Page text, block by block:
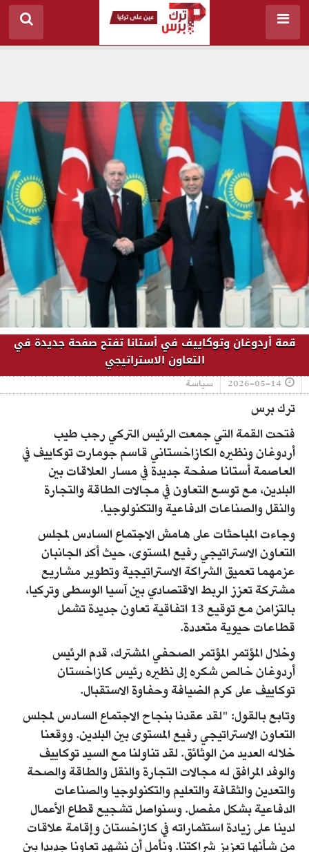
قمة أردوغان وتوكاييف في أستانا تفتح صفحة جديدة في
التعاون الاستراتيجي
2026-05-14 سياسة
ترك برس
فتحت القمة التي جمعت الرئيس التركي رجب طيب
أردوغان ونظيره الكازاخستاني قاسم جومارت توكاييف في
العاصمة أستانا صفحة جديدة في مسار العلاقات بين
البلدين، مع توسع التعاون في مجالات الطاقة والتجارة
والنقل والصناعات الدفاعية والتكنولوجيا.
وجاءت المباحثات على هامش الاجتماع السادس لمجلس
التعاون الاستراتيجي رفيع المستوى، حيث أكد الجانبان
عزمهما تعميق الشراكة الاستراتيجية وتطوير مشاريع
مشتركة تعزز الربط الاقتصادي بين آسيا الوسطى وتركيا،
بالتزامن مع توقيع 13 اتفاقية تعاون جديدة تشمل
قطاعات حيوية متعددة.
وخلال المؤتمر المؤتمر الصحفي المشترك، قدم الرئيس
أردوغان خالص شكره إلى نظيره رئيس كازاخستان
توكاييف على كرم الضيافة وحفاوة الاستقبال.
وتابع بالقول: "لقد عقدنا بنجاح الاجتماع السادس لمجلس
التعاون الاستراتيجي رفيع المستوى بين البلدين. ووقعنا
خلاله العديد من الوثائق. لقد تناولنا مع السيد توكاييف
والوفد المرافق له مجالات التجارة والنقل والطاقة والصحة
والتعدين والثقافة والتعليم والتكنولوجيا والصناعات
الدفاعية بشكل مفصل. وسنواصل تشجيع قطاع الأعمال
لدينا على زيادة استثماراته في كازاخستان وإقامة علاقات